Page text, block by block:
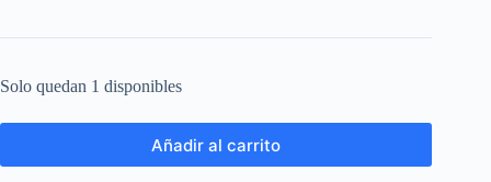
Solo quedan 1 disponibles
Añadir al carrito